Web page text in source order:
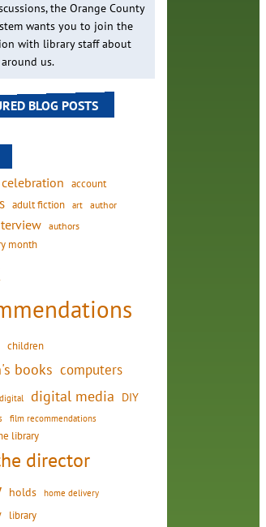
the Orange County
wants you to join the
with library staff about
us.
BLOG POSTS
account
adult fiction art author
authors
month
children
books computers
digital digital media
DIY
film recommendations
library
director
holds home delivery
library